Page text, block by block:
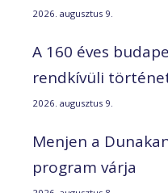
2026. augusztus 9.
A 160 éves
rendkívüli
2026. augusztus 9.
Menjen a
program várja